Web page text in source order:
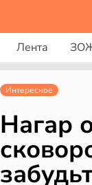
Лента
Интересное
Нагар